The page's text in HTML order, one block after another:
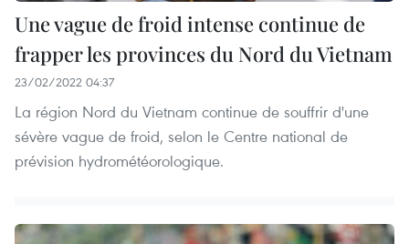
Une vague de froid intense continue de
frapper les provinces du Nord du Vietnam
23/02/2022 04:37
La région Nord du Vietnam continue de souffrir d'une
sévère vague de froid, selon le Centre national de
prévision hydrométéorologique.